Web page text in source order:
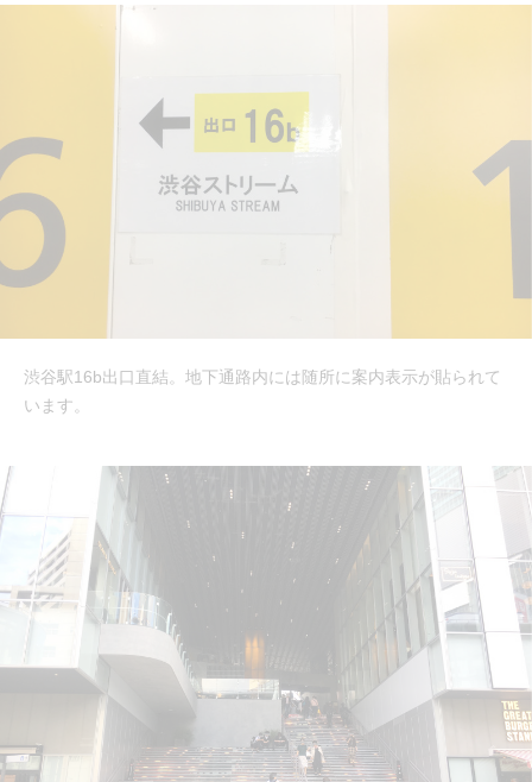
渋谷駅16b出口直結。地下通路内には随所に案内表示が貼られて
います。